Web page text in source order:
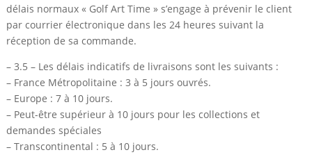
délais normaux « Golf Art Time » s’engage à prévenir le client
par courrier électronique dans les 24 heures suivant la
réception de sa commande.
– 3.5 – Les délais indicatifs de livraisons sont les suivants :
– France Métropolitaine : 3 à 5 jours ouvrés.
– Europe : 7 à 10 jours.
– Peut-être supérieur à 10 jours pour les collections et
demandes spéciales
– Transcontinental : 5 à 10 jours.